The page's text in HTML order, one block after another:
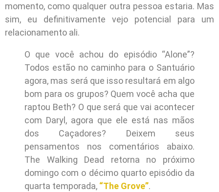
momento, como qualquer outra pessoa estaria. Mas
sim, eu definitivamente vejo potencial para um
relacionamento ali.
O que você achou do episódio “Alone”?
Todos estão no caminho para o Santuário
agora, mas será que isso resultará em algo
bom para os grupos? Quem você acha que
raptou Beth? O que será que vai acontecer
com Daryl, agora que ele está nas mãos
dos Caçadores? Deixem seus
pensamentos nos comentários abaixo.
The Walking Dead retorna no próximo
domingo com o décimo quarto episódio da
quarta temporada, “The Grove”.